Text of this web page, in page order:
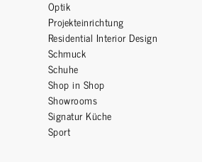
Optik
Projekteinrichtung
Residential Interior Design
Schmuck
Schuhe
Shop in Shop
Showrooms
Signatur Küche
Sport